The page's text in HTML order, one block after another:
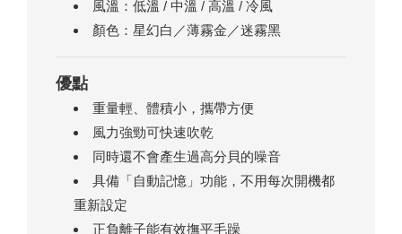
風溫：低溫 / 中溫 / 高溫 / 冷風
顏色：星幻白／薄霧金／迷霧黑
優點
重量輕、體積小，攜帶方便
風力強勁可快速吹乾
同時還不會產生過高分貝的噪音
具備「自動記憶」功能，不用每次開機都
重新設定
正負離子能有效撫平毛躁